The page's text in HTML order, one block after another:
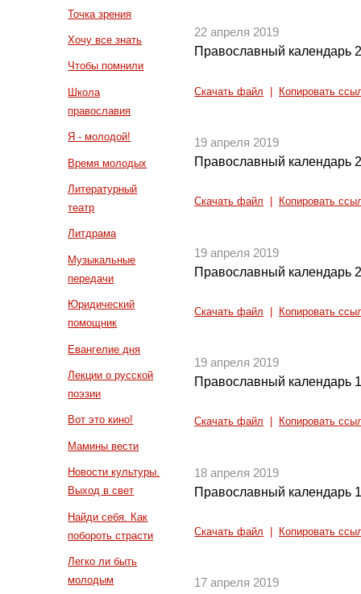
Точка зрения
Хочу все знать
Чтобы помнили
Школа
православия
Я - молодой!
Время молодых
Литературный
театр
Литдрама
Музыкальные
передачи
Юридический
помощник
Евангелие дня
Лекции о русской
поэзии
Вот это кино!
Мамины вести
Новости культуры.
Выход в свет
Найди себя. Как
побороть страсти
Легко ли быть
молодым
22 апреля 2019
Православный календарь
Скачать файл Копировать
19 апреля 2019
Православный календарь
Скачать файл Копировать
19 апреля 2019
Православный календарь
Скачать файл Копировать
19 апреля 2019
Православный календарь
Скачать файл Копировать
18 апреля 2019
Православный календарь
Скачать файл Копировать
17 апреля 2019